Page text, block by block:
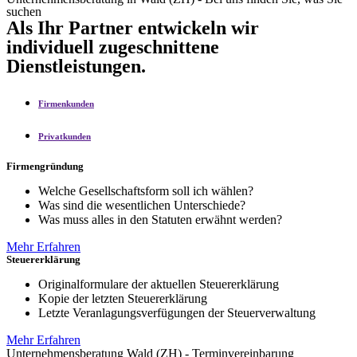
suchen
Als Ihr Partner entwickeln wir
individuell zugeschnittene
Dienstleistungen.
Firmenkunden
Privatkunden
Firmengründung
Welche Gesellschaftsform soll ich wählen?
Was sind die wesentlichen Unterschiede?
Was muss alles in den Statuten erwähnt werden?
Mehr Erfahren
Steuererklärung
Originalformulare der aktuellen Steuererklärung
Kopie der letzten Steuererklärung
Letzte Veranlagungsverfügungen der Steuerverwaltung
Mehr Erfahren
Unternehmensberatung Wald (ZH) - Terminvereinbarung